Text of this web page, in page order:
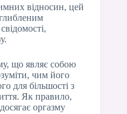
відносин, цей
що являє собою
чим його
для більшості з
Як правило,
оргазму